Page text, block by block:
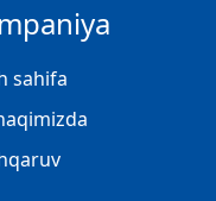
sahifa